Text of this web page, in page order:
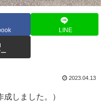
LINE
2023.04.13
しました。）